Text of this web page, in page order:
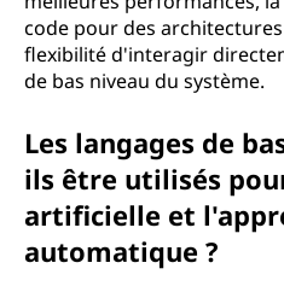
code pour des
flexibilité d'interagir
de bas niveau du système.
Les langages de
ils être utilisés
artificielle et
automatique ?